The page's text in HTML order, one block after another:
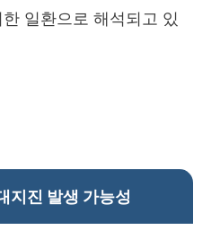
일환으로 해석되고 있
지진 발생 가능성